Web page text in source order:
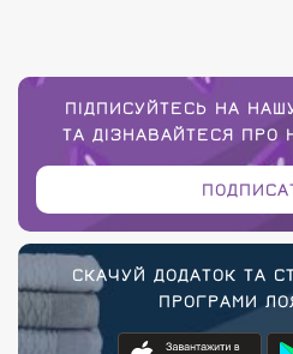
ПІДПИСУЙТЕСЬ НА
ТА ДІЗНАВАЙТЕСЯ
СКАЧУЙ ДОДАТОК ТА
ПРОГРАМИ